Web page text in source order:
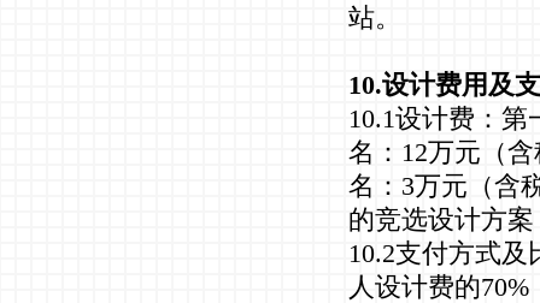
站。
10.设计费用及
10.1设计费：
名：12万元（
名：3万元（含
的竞选设计方
10.2支付方式
人设计费的